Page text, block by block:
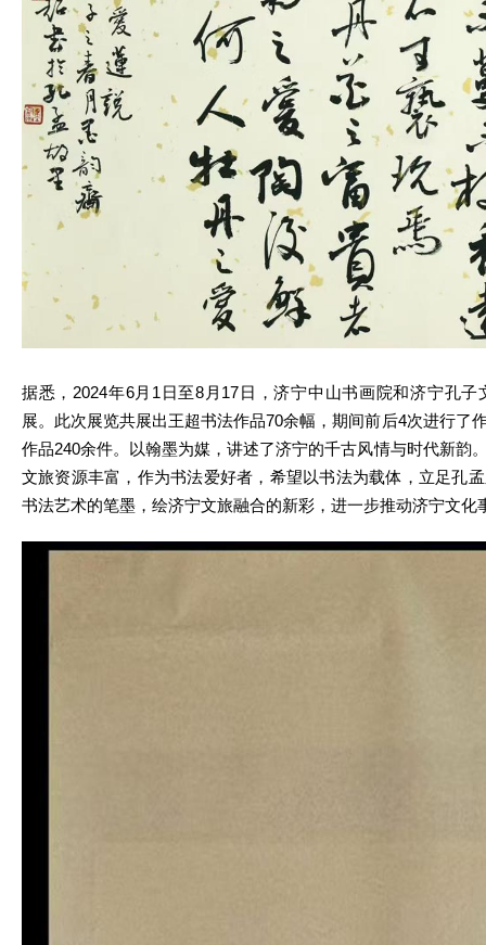
据悉，2024年6月1日至8月17日，济宁中山书画院和济宁孔
展。此次展览共展出王超书法作品70余幅，期间前后4次进行了
作品240余件。以翰墨为媒，讲述了济宁的千古风情与时代新韵
文旅资源丰富，作为书法爱好者，希望以书法为载体，立足孔
书法艺术的笔墨，绘济宁文旅融合的新彩，进一步推动济宁文化